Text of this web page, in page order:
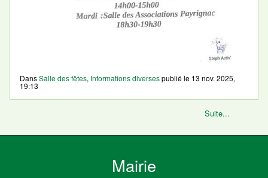
DansSalle des fêtes, Informations diversespublié le 13 nov. 2025,
19:13
Suite...
Mairie